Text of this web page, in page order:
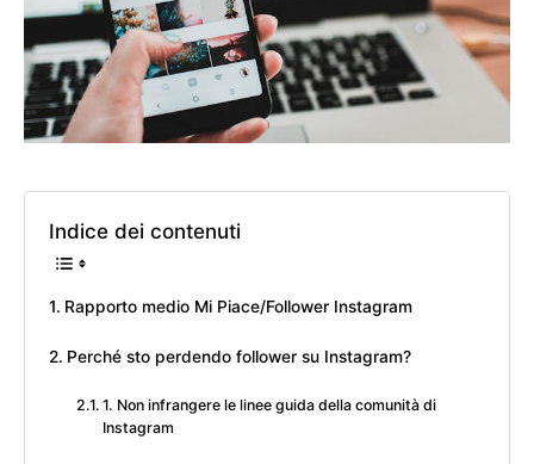
Indice dei contenuti
Rapporto medio Mi Piace/Follower Instagram
Perché sto perdendo follower su Instagram?
1. Non infrangere le linee guida della comunità di
Instagram